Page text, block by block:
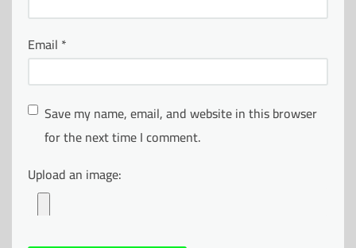
Email *
Save my name, email, and website in this browser
for the next time I comment.
Upload an image: